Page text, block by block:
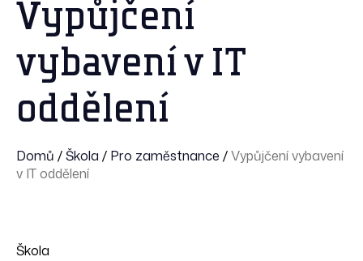
Vypůjčení
vybavení v IT
oddělení
Domů /Škola / Pro zaměstnance /Vypůjčení vybavení
v IT oddělení
Škola